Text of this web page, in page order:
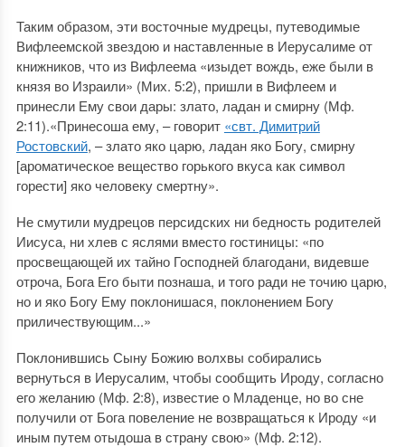
Таким образом, эти восточные мудрецы, путеводимые
Вифлеемской звездою и наставленные в Иерусалиме от
книжников, что из Вифлеема «изыдет вождь, еже были в
князя во Израили» (Мих. 5:2), пришли в Вифлеем и
принесли Ему свои дары: злато, ладан и смирну (Мф.
2:11).«Принесоша ему, – говорит «свт. Димитрий
Ростовский, – злато яко царю, ладан яко Богу, смирну
[ароматическое вещество горького вкуса как символ
горести] яко человеку смертну».
Не смутили мудрецов персидских ни бедность родителей
Иисуса, ни хлев с яслями вместо гостиницы: «по
просвещающей их тайно Господней благодани, видевше
отроча, Бога Его быти познаша, и того ради не точию царю,
но и яко Богу Ему поклонишася, поклонением Богу
приличествующим...»
Поклонившись Сыну Божию волхвы собирались
вернуться в Иерусалим, чтобы сообщить Ироду, согласно
его желанию (Мф. 2:8), известие о Младенце, но во сне
получили от Бога повеление не возвращаться к Ироду «и
иным путем отыдоша в страну свою» (Мф. 2:12).